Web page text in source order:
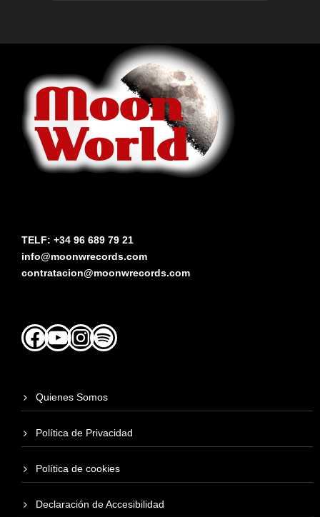
TELF: +34 96 689 79 21
info@moonwrecords.com
contratacion@moonwrecords.com
Facebook
YouTubeInstagram
Spotify
Quienes Somos
Política de Privacidad
Política de cookies
Declaración de Accesibilidad